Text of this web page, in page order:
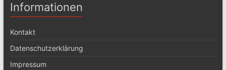
Informationen
Kontakt
Datenschutzerklärung
Impressum